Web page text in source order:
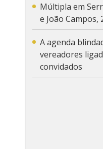
Múltipla em
e João Campos,
A agenda
vereadores
convidados